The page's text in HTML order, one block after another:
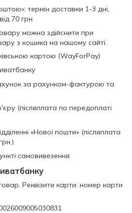
термін доставки 1-3 дні,
70 грн
можна здійснити при
з кошика на нашому сайті.
картою (WayForPay)
за рахунком-фактурою та
(післяплата по передоплаті
«Нової пошти» (післяплата
самовивезення
Реквізити карти: номер карти